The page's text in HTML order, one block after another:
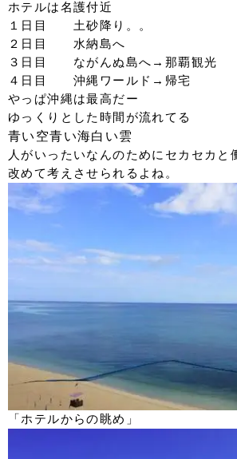
ホテルは名護付近
１日目 土砂降り。。
２日目 水納島へ
３日目 ながんぬ島へ→那覇観光
４日目 沖縄ワールド→帰宅
やっぱ沖縄は最高だー
ゆっくりとした時間が流れてる
青い空青い海白い雲
人がいったいなんのためにセカセカと
改めて考えさせられるよね。
「ホテルからの眺め」